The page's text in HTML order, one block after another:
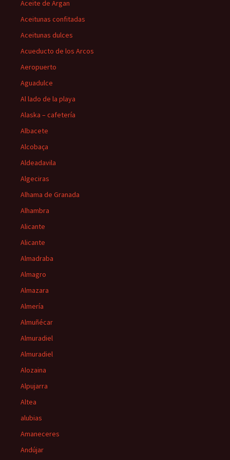
Aceite de Argan
Aceitunas confitadas
Aceitunas dulces
Acueducto de los Arcos
Aeropuerto
Aguadulce
Al lado de la playa
Alaska – cafetería
Albacete
Alcobaça
Aldeadavila
Algeciras
Alhama de Granada
Alhambra
Alicante
Alicante
Almadraba
Almagro
Almazara
Almería
Almuñécar
Almuradiel
Almuradiel
Alozaina
Alpujarra
Altea
alubias
Amaneceres
Andújar